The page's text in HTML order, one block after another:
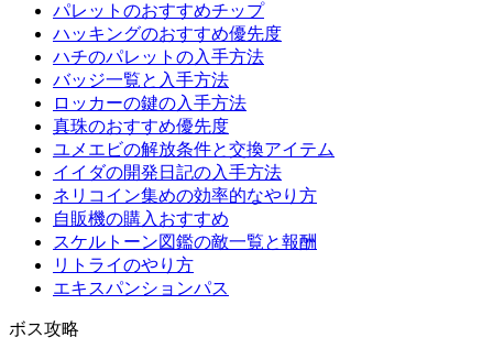
パレットのおすすめチップ
ハッキングのおすすめ優先度
ハチのパレットの入手方法
バッジ一覧と入手方法
ロッカーの鍵の入手方法
真珠のおすすめ優先度
ユメエビの解放条件と交換アイテム
イイダの開発日記の入手方法
ネリコイン集めの効率的なやり方
自販機の購入おすすめ
スケルトーン図鑑の敵一覧と報酬
リトライのやり方
エキスパンションパス
ボス攻略